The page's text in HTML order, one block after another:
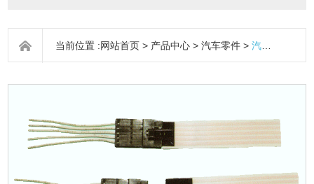
当前位置 :网站首页 > 产品中心 >汽车零件 >汽车内扁平线束